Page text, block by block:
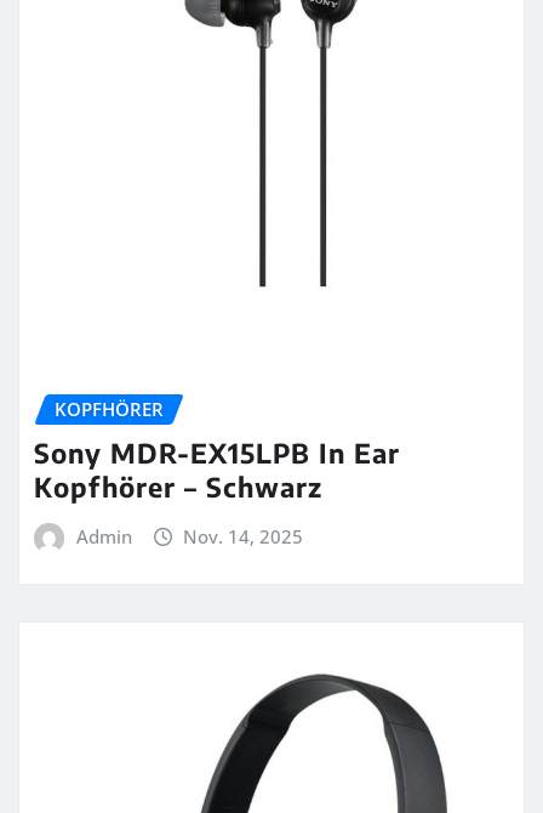
KOPFHÖRER
Sony MDR-EX15LPB In Ear
Kopfhörer – Schwarz
Admin Nov. 14, 2025